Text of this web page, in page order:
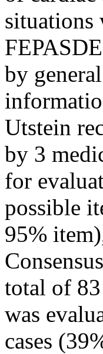
situations
by
Utstein
by 3
for
possible
95%
total of
was
cases